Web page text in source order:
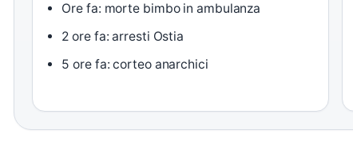
Ore fa: morte bimbo in ambulanza
2 ore fa: arresti Ostia
5 ore fa: corteo anarchici